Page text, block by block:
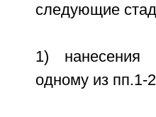
следующие
1) нанесения
одному из пп.1-